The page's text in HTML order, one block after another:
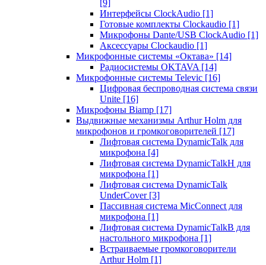
[9]
Интерфейсы ClockAudio [1]
Готовые комплекты Clockaudio [1]
Микрофоны Dante/USB ClockAudio [1]
Аксессуары Clockaudio [1]
Микрофонные системы «Октава» [14]
Радиосистемы OKTAVA [14]
Микрофонные системы Televic [16]
Цифровая беспроводная система связи
Unite [16]
Микрофоны Biamp [17]
Выдвижные механизмы Arthur Holm для
микрофонов и громкоговорителей [17]
Лифтовая система DynamicTalk для
микрофона [4]
Лифтовая система DynamicTalkH для
микрофона [1]
Лифтовая система DynamicTalk
UnderCover [3]
Пассивная система MicConnect для
микрофона [1]
Лифтовая система DynamicTalkB для
настольного микрофона [1]
Встраиваемые громкоговорители
Arthur Holm [1]